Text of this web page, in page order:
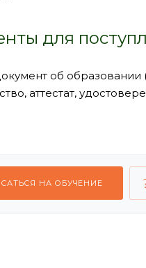
для
об образовании
аттестат,
НА ОБУЧЕНИЕ